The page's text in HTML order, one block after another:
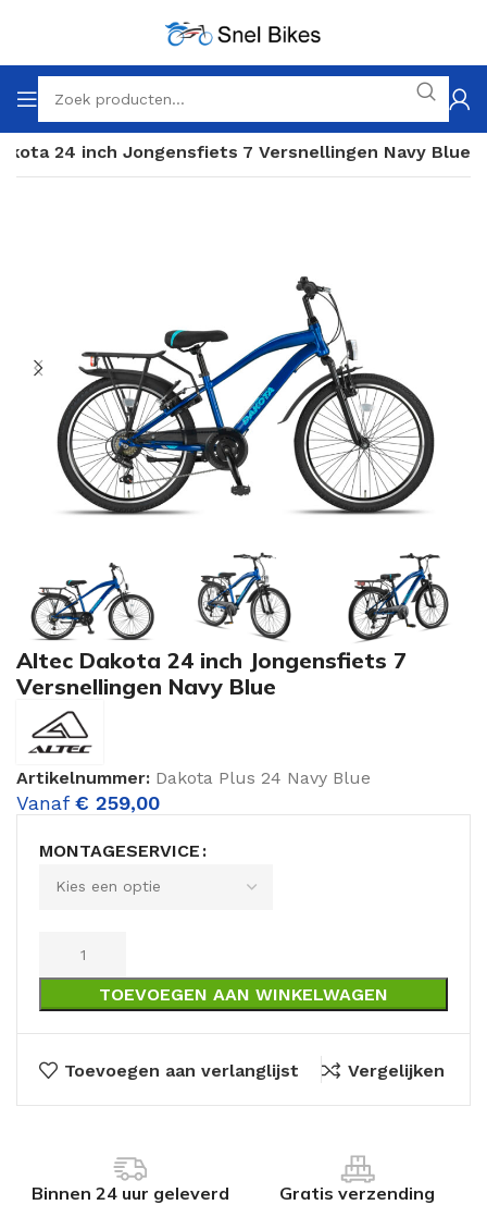
24 inch Jongensfiets 7 Versnellingen Navy Blue
Altec Dakota 24 inch Jongensfiets 7
Versnellingen Navy Blue
Artikelnummer: Dakota Plus 24 Navy Blue
Vanaf € 259,00
MONTAGESERVICE
TOEVOEGEN AAN WINKELWAGEN
Toevoegen aan verlanglijst Vergelijken
Binnen 24 uur geleverd Gratis verzending